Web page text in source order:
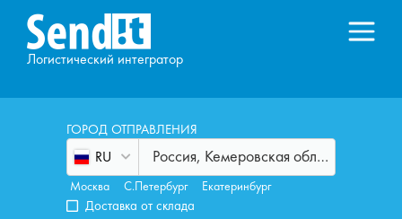
Логистический интегратор
ГОРОД ОТПРАВЛЕНИЯ
RU Россия, Кемеровская область - Кузбасс, г Новокузнецк
Москва С.Петербург Екатеринбург
Доставка от склада